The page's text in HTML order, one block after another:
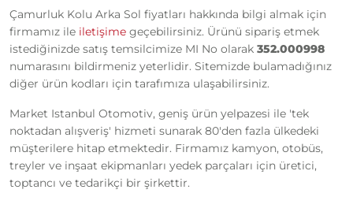
Çamurluk Kolu Arka Sol fiyatları hakkında bilgi almak için
firmamız ile iletişime geçebilirsiniz. Ürünü sipariş etmek
istediğinizde satış temsilcimize MI No olarak 352.000998
numarasını bildirmeniz yeterlidir. Sitemizde bulamadığınız
diğer ürün kodları için tarafımıza ulaşabilirsiniz.
Market Istanbul Otomotiv, geniş ürün yelpazesi ile 'tek
noktadan alışveriş' hizmeti sunarak 80'den fazla ülkedeki
müşterilere hitap etmektedir. Firmamız kamyon, otobüs,
treyler ve inşaat ekipmanları yedek parçaları için üretici,
toptancı ve tedarikçi bir şirkettir.